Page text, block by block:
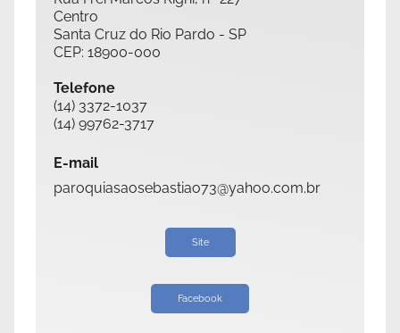
Centro
Santa Cruz do Rio Pardo - SP
CEP: 18900-000
Telefone
(14) 3372-1037
(14) 99762-3717
E-mail
paroquiasaosebastiao73@yahoo.com.br
Site
Facebook